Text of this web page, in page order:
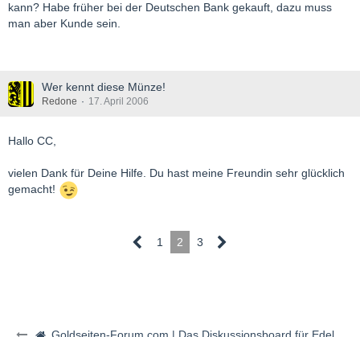
kann? Habe früher bei der Deutschen Bank gekauft, dazu muss
man aber Kunde sein.
Wer kennt diese Münze!
Redone 17. April 2006
Hallo CC,
vielen Dank für Deine Hilfe. Du hast meine Freundin sehr glücklich
gemacht!
1 2 3